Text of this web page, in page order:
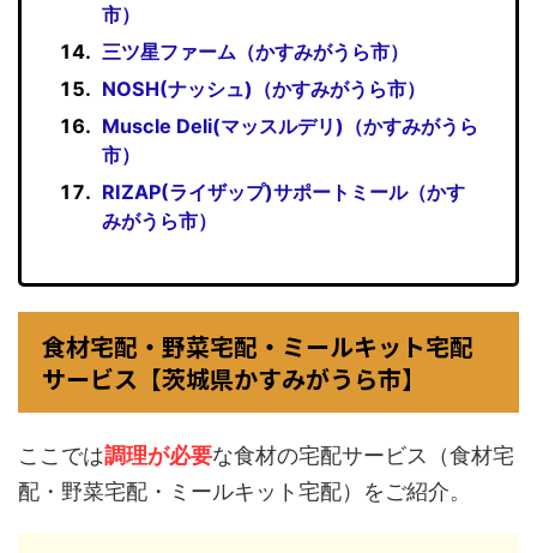
市）
三ツ星ファーム（かすみがうら市）
NOSH(ナッシュ)（かすみがうら市）
Muscle Deli(マッスルデリ)（かすみがうら
市）
RIZAP(ライザップ)サポートミール（かす
みがうら市）
食材宅配・野菜宅配・ミールキット宅配
サービス【茨城県かすみがうら市】
ここでは調理が必要な食材の宅配サービス（食材宅
配・野菜宅配・ミールキット宅配）をご紹介。